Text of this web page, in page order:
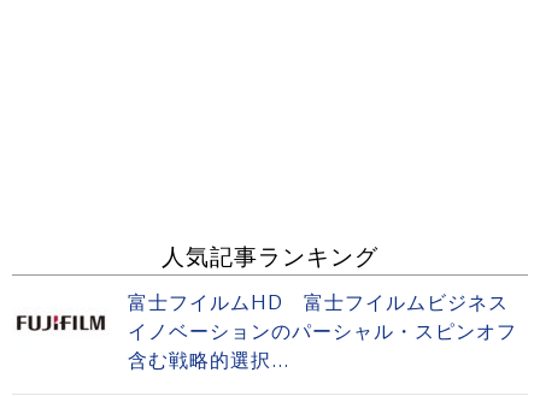
人気記事ランキング
富士フイルムHD 富士フイルムビジネス
イノベーションのパーシャル・スピンオフ
含む戦略的選択...